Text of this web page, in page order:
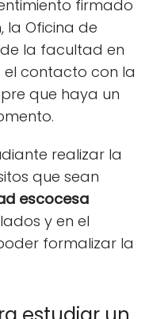
firmado
la Oficina de
la facultad en
el contacto con la
que haya un
realizar la
que sean
escocesa
y en el
formalizar la